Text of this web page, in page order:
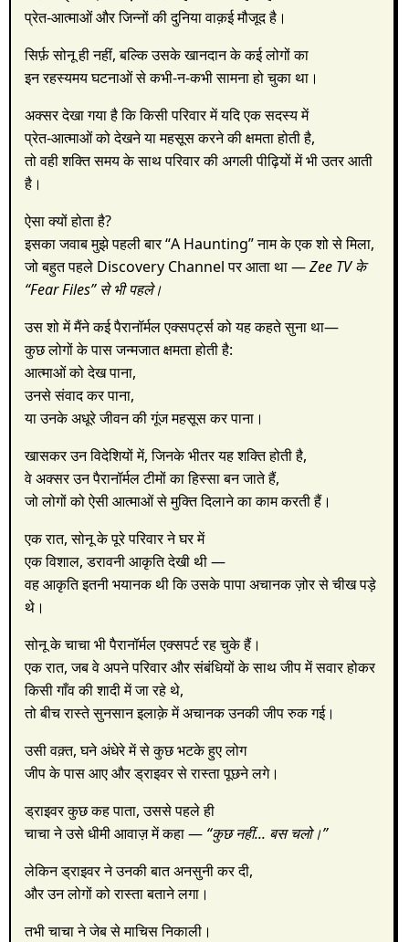
प्रेत-आत्माओं और जिन्नों की दुनिया वाक़ई मौजूद है।
सिर्फ़ सोनू ही नहीं, बल्कि उसके खानदान के कई लोगों का
इन रहस्यमय घटनाओं से कभी-न-कभी सामना हो चुका था।
अक्सर देखा गया है कि किसी परिवार में यदि एक सदस्य में
प्रेत-आत्माओं को देखने या महसूस करने की क्षमता होती है,
तो वही शक्ति समय के साथ परिवार की अगली पीढ़ियों में भी उतर आती
है।
ऐसा क्यों होता है?
इसका जवाब मुझे पहली बार “A Haunting” नाम के एक शो से मिला,
जो बहुत पहले Discovery Channel पर आता था —Zee TV के
“Fear Files” से भी पहले।
उस शो में मैंने कई पैरानॉर्मल एक्सपर्ट्स को यह कहते सुना था—
कुछ लोगों के पास जन्मजात क्षमता होती है:
आत्माओं को देख पाना,
उनसे संवाद कर पाना,
या उनके अधूरे जीवन की गूंज महसूस कर पाना।
खासकर उन विदेशियों में, जिनके भीतर यह शक्ति होती है,
वे अक्सर उन पैरानॉर्मल टीमों का हिस्सा बन जाते हैं,
जो लोगों को ऐसी आत्माओं से मुक्ति दिलाने का काम करती हैं।
एक रात, सोनू के पूरे परिवार ने घर में
एक विशाल, डरावनी आकृति देखी थी —
वह आकृति इतनी भयानक थी कि उसके पापा अचानक ज़ोर से चीख पड़े
थे।
सोनू के चाचा भी पैरानॉर्मल एक्सपर्ट रह चुके हैं।
एक रात, जब वे अपने परिवार और संबंधियों के साथ जीप में सवार होकर
किसी गाँव की शादी में जा रहे थे,
तो बीच रास्ते सुनसान इलाक़े में अचानक उनकी जीप रुक गई।
उसी वक़्त, घने अंधेरे में से कुछ भटके हुए लोग
जीप के पास आए और ड्राइवर से रास्ता पूछने लगे।
ड्राइवर कुछ कह पाता, उससे पहले ही
चाचा ने उसे धीमी आवाज़ में कहा — “कुछ नहीं... बस चलो।”
लेकिन ड्राइवर ने उनकी बात अनसुनी कर दी,
और उन लोगों को रास्ता बताने लगा।
तभी चाचा ने जेब से माचिस निकाली।